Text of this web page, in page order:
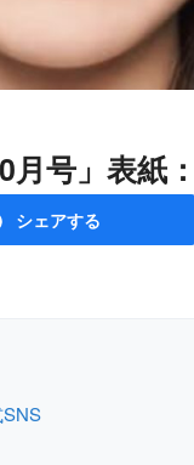
月号」表紙
シェアする